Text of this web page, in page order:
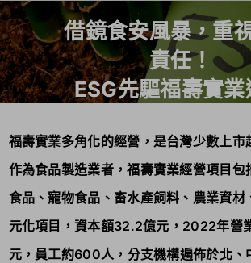
借鏡食安風暴，重
責任！
ESG先驅福壽實業
榮獲2023亞洲企業責任獎，
走向 ESG永 續未來
D&B ESG Resgitered永續標
證！
福壽實業多角化的經營，是台灣少數上市
作為食品製造業者，福壽實業經營項目包
食品、寵物食品、畜水產飼料、農業資材
元化項目，資本額32.2億元，2022年營
元，員工約600人，分支機構遍佈於北、